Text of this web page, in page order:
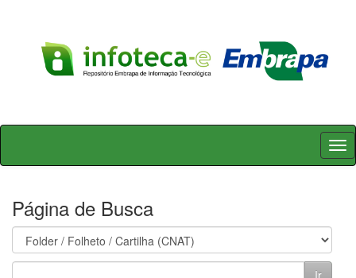
Skip
Página de Busca